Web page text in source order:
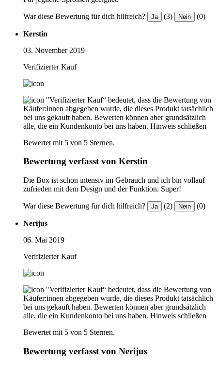
War diese Bewertung für dich hilfreich? Ja (3) Nein (0)
Kerstin
03. November 2019
Verifizierter Kauf
"Verifizierter Kauf“ bedeutet, dass die Bewertung von
Käufer:innen abgegeben wurde, die dieses Produkt tatsächlich
bei uns gekauft haben. Bewerten können aber grundsätzlich
alle, die ein Kundenkonto bei uns haben. Hinweis schließen
Bewertet mit 5 von 5 Sternen.
Bewertung verfasst von Kerstin
Die Box ist schon intensiv im Gebrauch und ich bin vollauf
zufrieden mit dem Design und der Funktion. Super!
War diese Bewertung für dich hilfreich? Ja (2) Nein (0)
Nerijus
06. Mai 2019
Verifizierter Kauf
"Verifizierter Kauf“ bedeutet, dass die Bewertung von
Käufer:innen abgegeben wurde, die dieses Produkt tatsächlich
bei uns gekauft haben. Bewerten können aber grundsätzlich
alle, die ein Kundenkonto bei uns haben. Hinweis schließen
Bewertet mit 5 von 5 Sternen.
Bewertung verfasst von Nerijus